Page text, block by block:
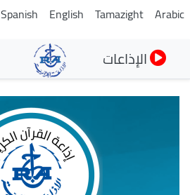
تجاوز
Arabic
Tamazight
English
Spanish
الإذاعات